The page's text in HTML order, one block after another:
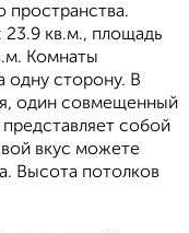
пространства.
кв.м., площадь
Комнаты
одну сторону. В
один совмещенный
собой
вкус можете
Высота потолков